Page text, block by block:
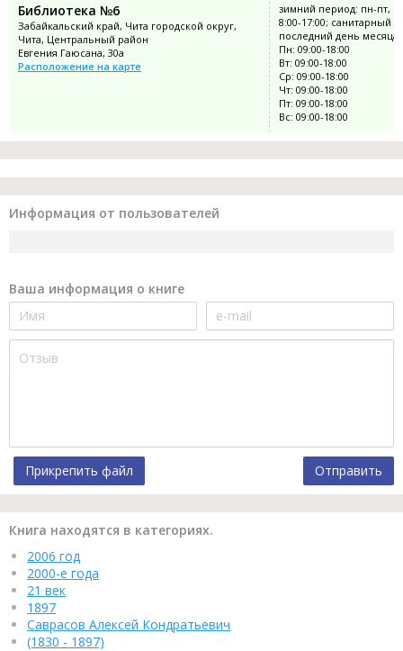
Библиотека №6
Забайкальский край, Чита городской округ,
Чита, Центральный район
Евгения Гаюсана, 30а
Расположение на карте
зимний период: пн-пт, вс
8:00-17:00; санитарный
последний день месяца
Пн: 09:00-18:00
Вт: 09:00-18:00
Ср: 09:00-18:00
Чт: 09:00-18:00
Пт: 09:00-18:00
Вс: 09:00-18:00
Информация от пользователей
Ваша информация о книге
Прикрепить файл Отправить
Книга находятся в категориях.
2006 год
2000-е года
21 век
1897
Саврасов Алексей Кондратьевич
(1830 - 1897)